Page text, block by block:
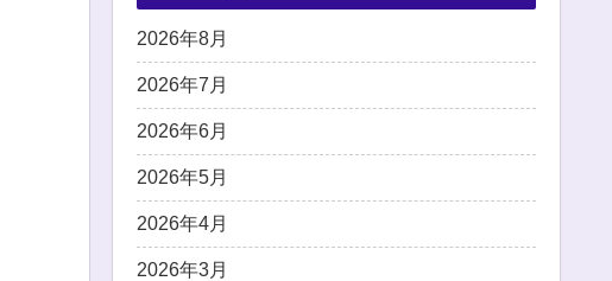
2026年8月
2026年7月
2026年6月
2026年5月
2026年4月
2026年3月